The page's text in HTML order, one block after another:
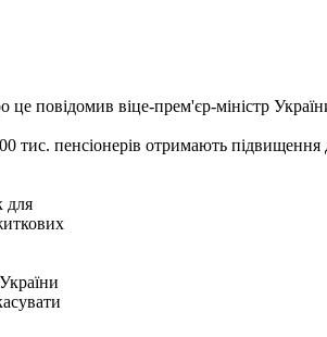
повідомив віце-прем'єр-міністр
тис. пенсіонерів отримають підвищення
для